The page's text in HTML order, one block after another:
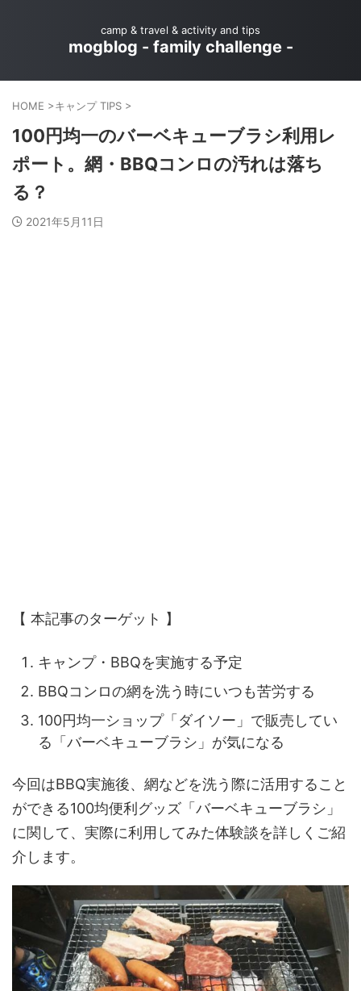
camp & travel & activity and tips
mogblog - family challenge -
HOME >キャンプ TIPS >
100円均一のバーベキューブラシ利用レ
ポート。網・BBQコンロの汚れは落ち
る？
2021年5月11日
【 本記事のターゲット 】
キャンプ・BBQを実施する予定
BBQコンロの網を洗う時にいつも苦労する
100円均一ショップ「ダイソー」で販売してい
る「バーベキューブラシ」が気になる
今回はBBQ実施後、網などを洗う際に活用すること
ができる100均便利グッズ「バーベキューブラシ」
に関して、実際に利用してみた体験談を詳しくご紹
介します。